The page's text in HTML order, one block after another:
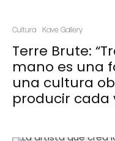
Cultura Kave Gallery
Terre Brute:
mano es una
una cultura
producir cada